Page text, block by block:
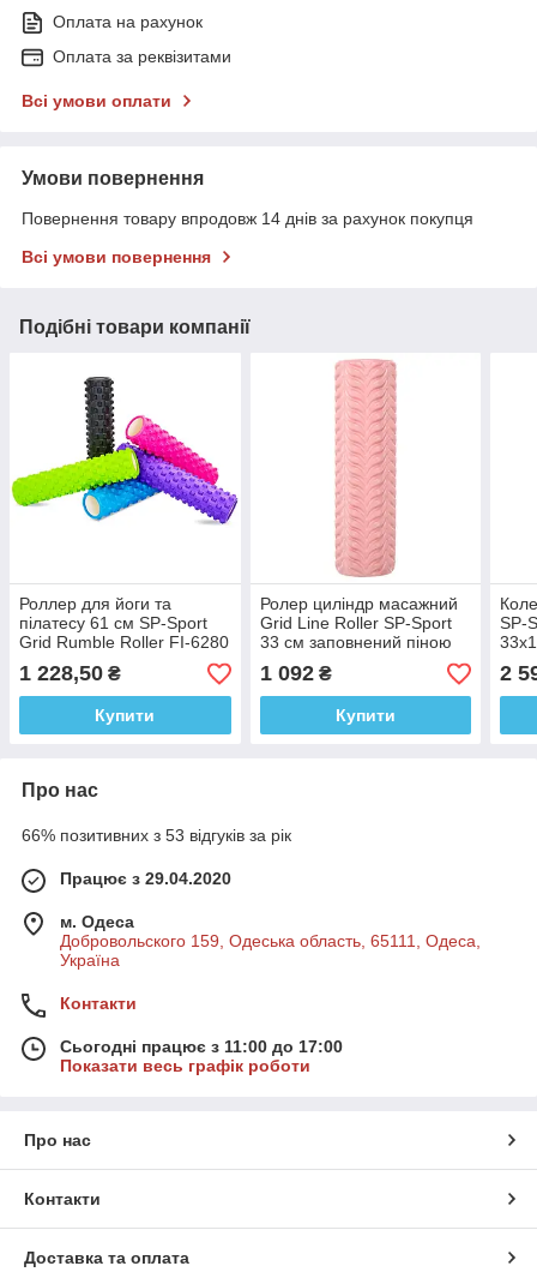
Оплата на рахунок
Оплата за реквізитами
Всі умови оплати
Умови повернення
Повернення товару впродовж 14 днів за рахунок покупця
Всі умови повернення
Подібні товари компанії
Роллер для йоги та
пілатесу 61 см SP-Sport
Grid Rumble Roller FI-6280
1 228,50 ₴
Купити
Ролер циліндр масажний
Grid Line Roller SP-Sport
33 см заповнений піною
1 092₴
Купити
SP-
2
Про нас
66% позитивних з 53 відгуків за рік
Працює з 29.04.2020
м. Одеса
Добровольского 159, Одеська область, 65111, Одеса,
Україна
Контакти
Сьогодні працює з 11:00 до 17:00
Показати весь графік роботи
Про нас
Контакти
Доставка та оплата